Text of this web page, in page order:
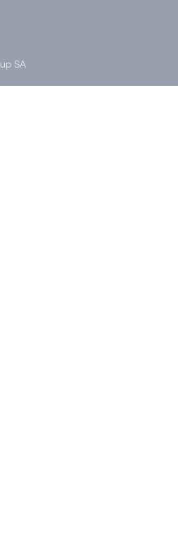
SA